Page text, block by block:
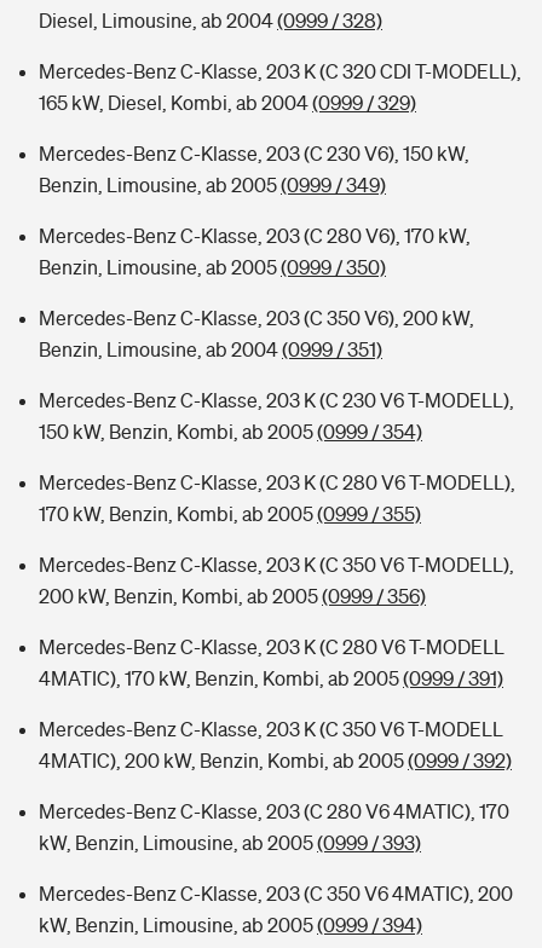
Diesel, Limousine, ab 2004(0999 / 328)
Mercedes-Benz C-Klasse, 203 K (C 320 CDI T-MODELL),
165 kW, Diesel, Kombi, ab 2004(0999 / 329)
Mercedes-Benz C-Klasse, 203 (C 230 V6), 150 kW,
Benzin, Limousine, ab 2005(0999 / 349)
Mercedes-Benz C-Klasse, 203 (C 280 V6), 170 kW,
Benzin, Limousine, ab 2005(0999 / 350)
Mercedes-Benz C-Klasse, 203 (C 350 V6), 200 kW,
Benzin, Limousine, ab 2004(0999 / 351)
Mercedes-Benz C-Klasse, 203 K (C 230 V6 T-MODELL),
150 kW, Benzin, Kombi, ab 2005(0999 / 354)
Mercedes-Benz C-Klasse, 203 K (C 280 V6 T-MODELL),
170 kW, Benzin, Kombi, ab 2005(0999 / 355)
Mercedes-Benz C-Klasse, 203 K (C 350 V6 T-MODELL),
200 kW, Benzin, Kombi, ab 2005(0999 / 356)
Mercedes-Benz C-Klasse, 203 K (C 280 V6 T-MODELL
4MATIC), 170 kW, Benzin, Kombi, ab 2005(0999 / 391)
Mercedes-Benz C-Klasse, 203 K (C 350 V6 T-MODELL
4MATIC), 200 kW, Benzin, Kombi, ab 2005(0999 / 392)
Mercedes-Benz C-Klasse, 203 (C 280 V6 4MATIC), 170
kW, Benzin, Limousine, ab 2005(0999 / 393)
Mercedes-Benz C-Klasse, 203 (C 350 V6 4MATIC), 200
kW, Benzin, Limousine, ab 2005(0999 / 394)